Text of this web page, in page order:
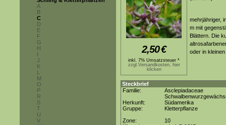
A
B
C
D
E
F
G
H
I
J
K
L
M
O
P
R
S
T
U
V
2,50€
inkl. 7% Umsatzsteuer *
zzgl.Versandkosten, hier
klicken
mehrjähriger,
m mit
Blättern. Die
oder in
Steckbrief
Familie:
Asclepiadaceae
Herkunft:
Südamerika
Gruppe:
Kletterpflanze
Zone:
10